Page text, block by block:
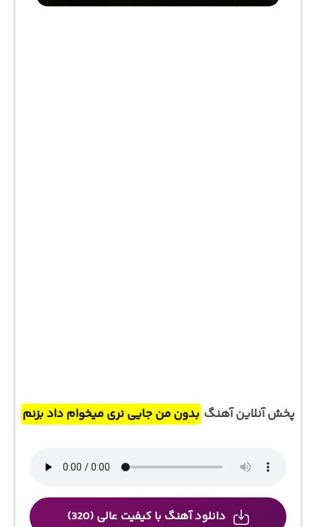
پخش آنلاین آهنگ بدون من جایی نری میخوام داد بزنم
دانلود آهنگ با کیفیت عالی (320)